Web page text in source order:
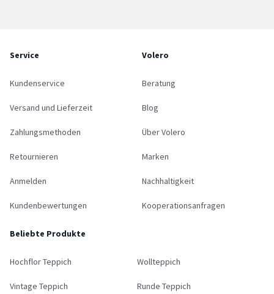
Service
Kundenservice
Versand und Lieferzeit
Zahlungsmethoden
Retournieren
Anmelden
Kundenbewertungen
Volero
Beratung
Blog
Über Volero
Marken
Nachhaltigkeit
Kooperationsanfragen
Beliebte Produkte
Hochflor Teppich Wollteppich
Vintage Teppich Runde Teppich